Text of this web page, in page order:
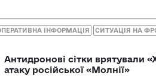
ІНФОРМАЦІЯ СИТУАЦІЯ НА
Антидронові сітки врятували
атаку російської «Молнії»